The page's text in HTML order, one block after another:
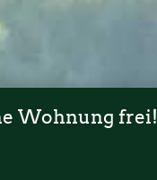
Wohnung frei!